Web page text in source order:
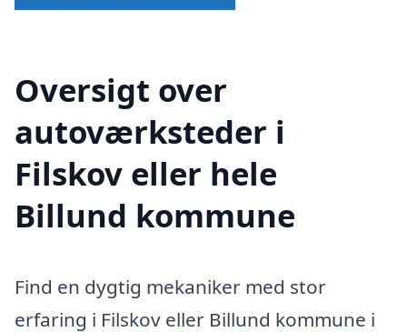
Oversigt over
autoværksteder i
Filskov eller hele
Billund kommune
Find en dygtig mekaniker med stor
erfaring i Filskov eller Billund kommune i